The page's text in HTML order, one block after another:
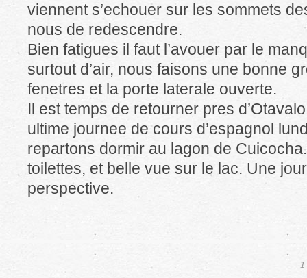
viennent s’echouer sur les sommets
nous de redescendre.
Bien fatigues il faut l’avouer par le
surtout d’air, nous faisons une bonne
fenetres et la porte laterale ouverte.
Il est temps de retourner pres
ultime journee de cours d’espagnol
repartons dormir au lagon de
toilettes, et belle vue sur le lac. Une
perspective.
1